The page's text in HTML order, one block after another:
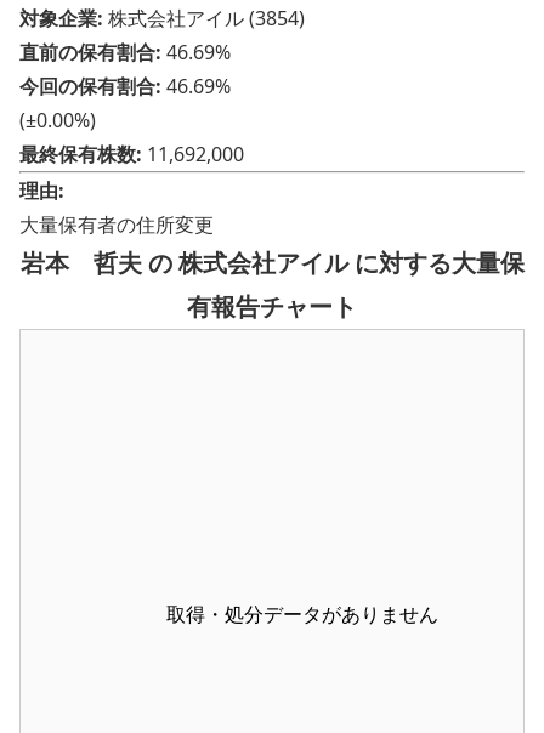
対象企業: 株式会社アイル (3854)
直前の保有割合: 46.69%
今回の保有割合: 46.69%
(±0.00%)
最終保有株数: 11,692,000
理由:
大量保有者の住所変更
岩本 哲夫 の 株式会社アイル に対する大量保
有報告チャート
取得・処分データがありません